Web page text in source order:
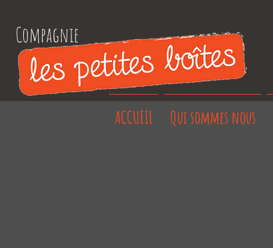
Compagnie
ACCUEIL Qui sommes nous